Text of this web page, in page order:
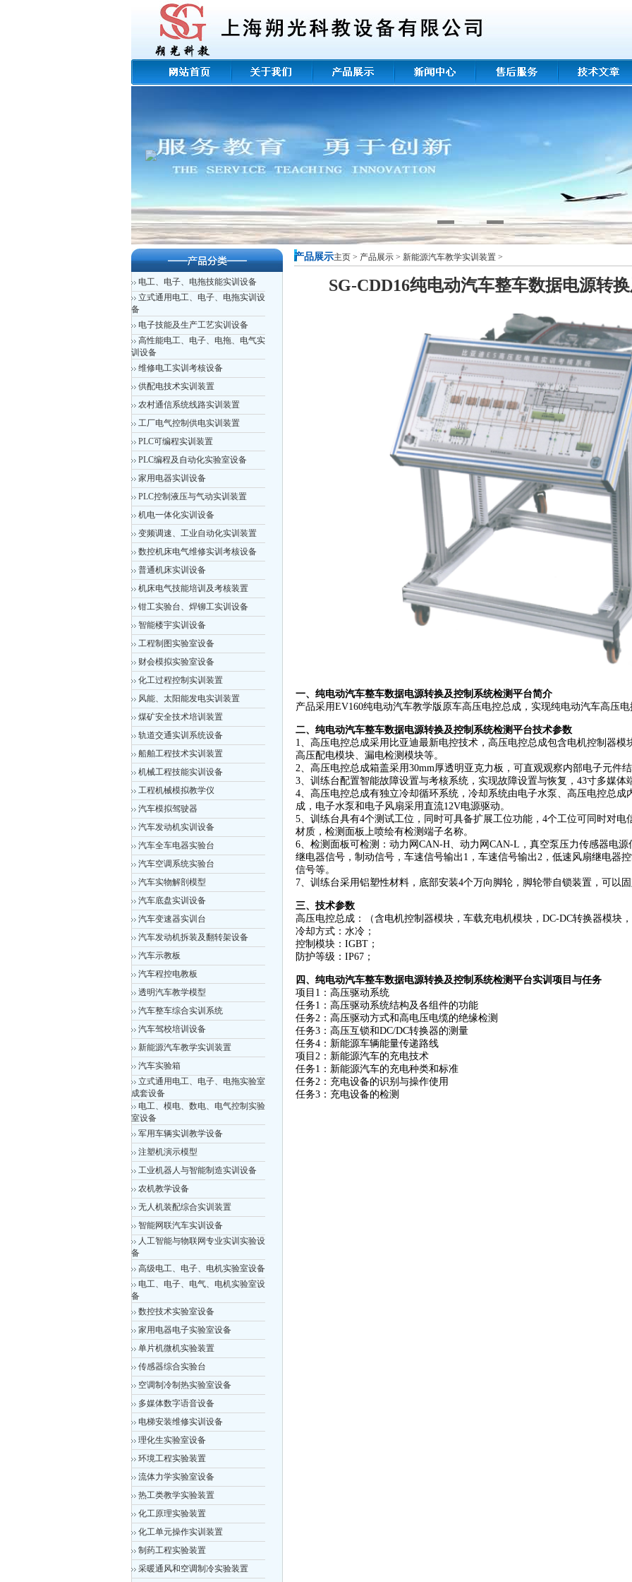
电工、电子、电拖技能实训设备
立式通用电工、电子、电拖实训设
备
电子技能及生产工艺实训设备
高性能电工、电子、电拖、电气实
训设备
维修电工实训考核设备
供配电技术实训装置
农村通信系统线路实训装置
工厂电气控制供电实训装置
PLC可编程实训装置
PLC编程及自动化实验室设备
家用电器实训设备
PLC控制液压与气动实训装置
机电一体化实训设备
变频调速、工业自动化实训装置
数控机床电气维修实训考核设备
普通机床实训设备
机床电气技能培训及考核装置
钳工实验台、焊铆工实训设备
智能楼宇实训设备
工程制图实验室设备
财会模拟实验室设备
化工过程控制实训装置
风能、太阳能发电实训装置
煤矿安全技术培训装置
轨道交通实训系统设备
船舶工程技术实训装置
机械工程技能实训设备
工程机械模拟教学仪
汽车模拟驾驶器
汽车发动机实训设备
汽车全车电器实验台
汽车空调系统实验台
汽车实物解剖模型
汽车底盘实训设备
汽车变速器实训台
汽车发动机拆装及翻转架设备
汽车示教板
汽车程控电教板
透明汽车教学模型
汽车整车综合实训系统
汽车驾校培训设备
新能源汽车教学实训装置
汽车实验箱
立式通用电工、电子、电拖实验室
成套设备
电工、模电、数电、电气控制实验
室设备
军用车辆实训教学设备
注塑机演示模型
工业机器人与智能制造实训设备
农机教学设备
无人机装配综合实训装置
智能网联汽车实训设备
人工智能与物联网专业实训实验设
备
高级电工、电子、电机实验室设备
电工、电子、电气、电机实验室设
备
数控技术实验室设备
家用电器电子实验室设备
单片机微机实验装置
传感器综合实验台
空调制冷制热实验室设备
多媒体数字语音设备
电梯安装维修实训设备
理化生实验室设备
环境工程实验装置
流体力学实验室设备
热工类教学实验装置
化工原理实验装置
化工单元操作实训装置
制药工程实验装置
采暖通风和空调制冷实验装置
产品展示主页 > 产品展示 > 新能源汽车教学实训装置 >
SG-CDD16纯电动汽车整车数据电源转
一、纯电动汽车整车数据电源转换及控制系统检测平台简介
产品采用EV160纯电动汽车教学版原车高压电控总成，实现纯电动汽车高压电
二、纯电动汽车整车数据电源转换及控制系统检测平台技术参数
1、高压电控总成采用比亚迪最新电控技术，高压电控总成包含电机控制器模
高压配电模块、漏电检测模块等。
2、高压电控总成箱盖采用30mm厚透明亚克力板，可直观观察内部电子元件结
3、训练台配置智能故障设置与考核系统，实现故障设置与恢复，43寸多媒体
4、高压电控总成有独立冷却循环系统，冷却系统由电子水泵、高压电控总成
成，电子水泵和电子风扇采用直流12V电源驱动。
5、训练台具有4个测试工位，同时可具备扩展工位功能，4个工位可同时对电
材质，检测面板上喷绘有检测端子名称。
6、检测面板可检测：动力网CAN-H、动力网CAN-L，真空泵压力传感器电源
继电器信号，制动信号，车速信号输出1，车速信号输出2，低速风扇继电器
信号等。
7、训练台采用铝塑性材料，底部安装4个万向脚轮，脚轮带自锁装置，可以固
三、技术参数
高压电控总成：（含电机控制器模块，车载充电机模块，DC-DC转换器模
冷却方式：水冷；
控制模块：IGBT；
防护等级：IP67；
四、纯电动汽车整车数据电源转换及控制系统检测平台实训项目与任务
项目1：高压驱动系统
任务1：高压驱动系统结构及各组件的功能
任务2：高压驱动方式和高电压电缆的绝缘检测
任务3：高压互锁和DC/DC转换器的测量
任务4：新能源车辆能量传递路线
项目2：新能源汽车的充电技术
任务1：新能源汽车的充电种类和标准
任务2：充电设备的识别与操作使用
任务3：充电设备的检测